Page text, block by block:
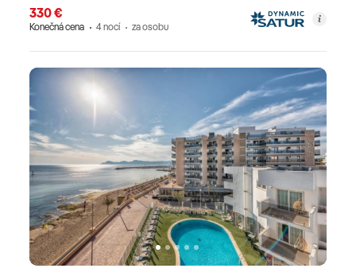
330 €
Konečná cena 4 nocí za osobu